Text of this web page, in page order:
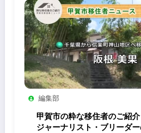
編集部
甲賀市の粋な移住者のご紹介
ジャーナリスト・ブリーダ